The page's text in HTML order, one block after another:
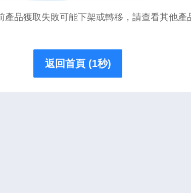
產品獲取失敗可能下架或轉移，請查看其他產
返回首頁 (1秒)